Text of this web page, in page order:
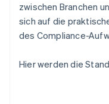
zwischen Branchen
sich auf die
des Compliance-
Hier werden die